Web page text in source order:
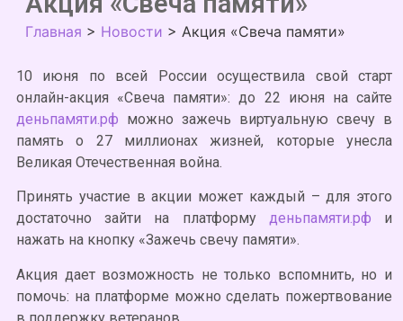
Главная > Новости > Акция «Свеча памяти»
10 июня по всей России осуществила свой старт
онлайн-акция «Свеча памяти»: до 22 июня на сайте
деньпамяти.рф можно зажечь виртуальную свечу в
память о 27 миллионах жизней, которые унесла
Великая Отечественная война.
Принять участие в акции может каждый – для этого
достаточно зайти на платформу деньпамяти.рф и
нажать на кнопку «Зажечь свечу памяти».
Акция дает возможность не только вспомнить, но и
помочь: на платформе можно сделать пожертвование